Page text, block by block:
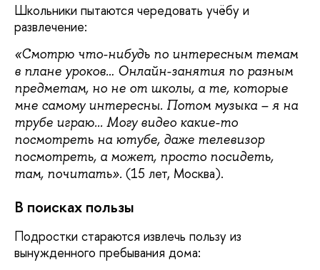
Школьники пытаются чередовать учёбу и
развлечение:
«Смотрю что-нибудь по интересным темам
в плане уроков… Онлайн-занятия по разным
предметам, но не от школы, а те, которые
мне самому интересны. Потом музыка – я на
трубе играю... Могу видео какие-то
посмотреть на ютубе, даже телевизор
посмотреть, а может, просто посидеть,
там, почитать». (15 лет, Москва).
В поисках пользы
Подростки стараются извлечь пользу из
вынужденного пребывания дома: